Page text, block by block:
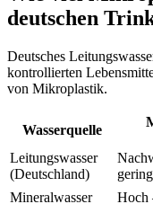
deutschen
Deutsches
kontrollierten
von Mikroplastik.
Wasserquelle
Leitungswasser
(Deutschland)
gering
Mineralwasser
Hoch